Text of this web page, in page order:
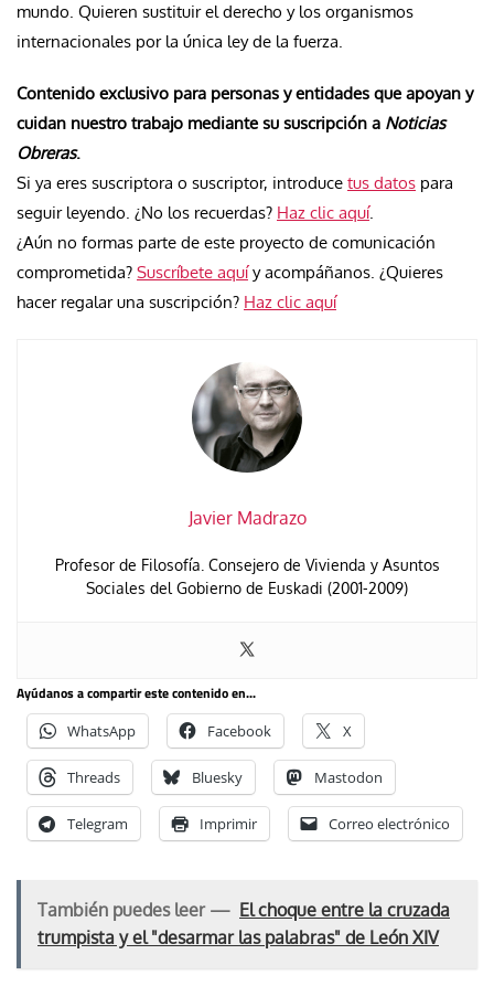
mundo. Quieren sustituir el derecho y los organismos
internacionales por la única ley de la fuerza.
Contenido exclusivo para personas y entidades que apoyan y
cuidan nuestro trabajo mediante su suscripción a Noticias
Obreras.
Si ya eres suscriptora o suscriptor, introduce tus datos para
seguir leyendo. ¿No los recuerdas? Haz clic aquí.
¿Aún no formas parte de este proyecto de comunicación
comprometida? Suscríbete aquíy acompáñanos. ¿Quieres
hacer regalar una suscripción? Haz clic aquí
Javier Madrazo
Profesor de Filosofía. Consejero de Vivienda y Asuntos
Sociales del Gobierno de Euskadi (2001-2009)
Ayúdanos a compartir este contenido en...
WhatsApp Facebook X
Threads Bluesky Mastodon
Telegram Imprimir Correo electrónico
También puedes leer — El choque entre la cruzada
trumpista y el "desarmar las palabras" de León XIV